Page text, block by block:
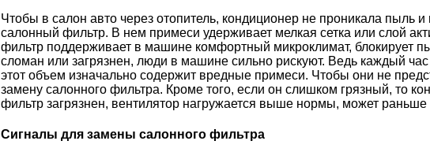
Чтобы в салон авто через отопитель, кондиционер не проникала пыль
салонный фильтр. В нем примеси удерживает мелкая сетка или слой
фильтр поддерживает в машине комфортный микроклимат, блокирует
сломан или загрязнен, люди в машине сильно рискуют. Ведь каждый
этот объем изначально содержит вредные примеси. Чтобы они не
замену салонного фильтра. Кроме того, если он слишком грязный, то
фильтр загрязнен, вентилятор нагружается выше нормы, может раньше
Сигналы для замены салонного фильтра